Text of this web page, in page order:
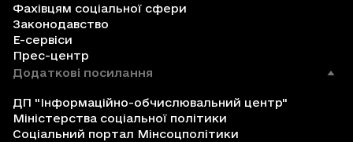
Фахівцям соціальної сфери
Законодавство
Е-сервіси
Прес-центр
Додаткові посилання
ДП "Інформаційно-обчислювальний центр"
Міністерства соціальної політики
Соціальний портал Мінсоцполітики